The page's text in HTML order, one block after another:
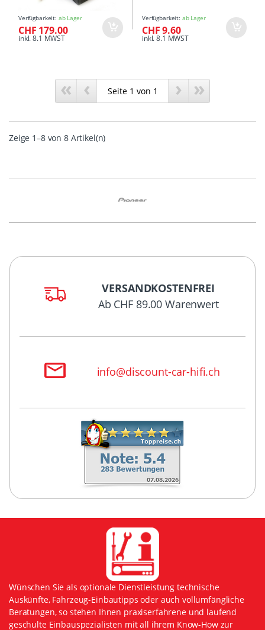
Verfügbarkeit: ab Lager
CHF 179.00
inkl. 8.1 MWST
Verfügbarkeit: ab Lager
CHF 9.60
inkl. 8.1 MWST
« ‹ › »
Zeige 1–8 von 8 Artikel(n)
VERSANDKOSTENFREI
Ab CHF 89.00 Warenwert
info@discount-car-hifi.ch
Wünschen Sie als optionale Dienstleistung technische
Auskünfte, Fahrzeug-Einbautipps oder auch vollumfängliche
Beratungen, so stehen Ihnen praxiserfahrene und laufend
geschulte Einbauspezialisten mit all ihrem Know-How zur